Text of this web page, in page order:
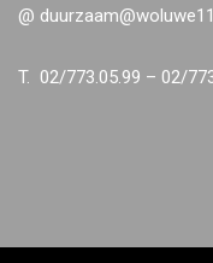
@
T. 02/773.05.99 – 02/